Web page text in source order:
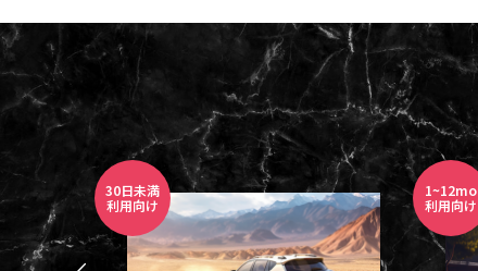
1~12mo
利用向け
6~24mo
利用向け